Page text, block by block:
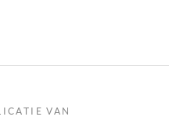
VAN